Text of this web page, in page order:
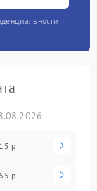
р
р